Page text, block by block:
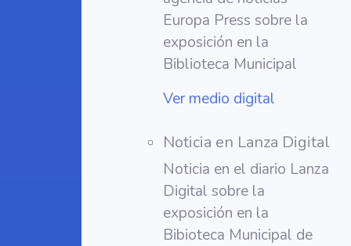
Europa Press sobre la
exposición en la
Biblioteca Municipal
Ver medio digital
Noticia en Lanza Digital
Noticia en el diario Lanza
Digital sobre la
exposición en la
Bibioteca Municipal de